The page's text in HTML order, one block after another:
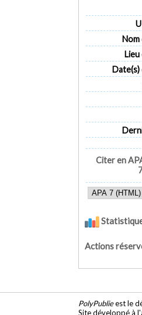
Nom
Lieu
Date(s)
Citer en
Actions
PolyPublieest le
Site développé à